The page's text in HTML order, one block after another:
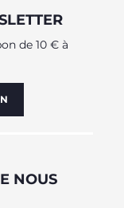
de 10 € à
NOUS